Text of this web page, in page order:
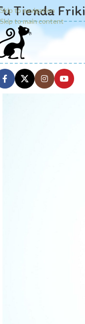
Skip to navigation
Skip to main content
Tienda Friki